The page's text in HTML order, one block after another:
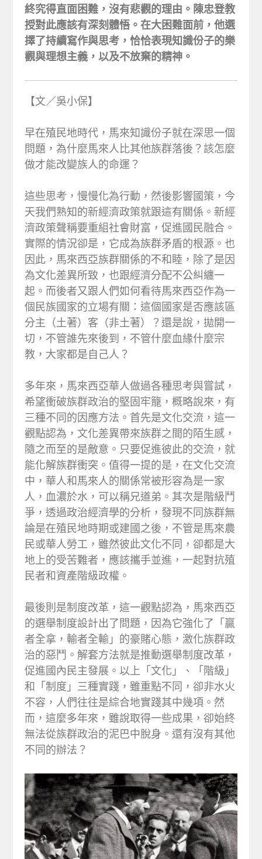
終究得直面困難，沒有悲觀的理由。陳忠登教
授對此應該有深刻體悟。在大困難面前，他選
擇了持續寫作與思考，恰恰表現知識份子的樂
觀與理想主義，以及不放棄的精神。
【文／吳小保】
早在殖民地時代，馬來知識份子就在深思一個
問題，為什麼馬來人比其他族群落後？該怎麼
做才能改變族人的命運？
這些思考，慢慢化為行動，然後影響國策，今
天我們熟知的新經濟政策就跟這有關係。新經
濟政策聲稱要重組社會財富，促進國民融合。
實際的情況卻是，它成為族群矛盾的根源。也
因此，馬來西亞族群關係的不和睦，除了是因
為文化差異所致，也跟經濟分配不公糾纏一
起。而後者又跟人們如何看待馬來西亞作為一
個民族國家的立場有關：這個國家是否應該區
分主（土著）客（非土著）？還是說，拋開一
切，不管誰先來後到，不管什麼血緣什麼宗
教，大家都是自己人？
多年來，馬來西亞華人做過各種思考與嘗試，
希望衝破族群政治的堅固牢籠，概略說來，有
三種不同的因應方法。首先是文化交流，這一
觀點認為，文化差異帶來族群之間的陌生感，
隨之而至的是敵意。只要促進彼此的交流，就
能化解族群衝突。值得一提的是，在文化交流
中，華人和馬來人的關係常被形容為是一家
人，血濃於水，可以稱兄道弟。其次是階級鬥
爭，透過政治經濟學的分析，發現不同族群無
論是在殖民地時期或建國之後，不管是馬來農
民或華人勞工，雖然彼此文化不同，卻都是大
地上的受苦難者，應該攜手並進，一起對抗殖
民者和資產階級政權。
最後則是制度改革，這一觀點認為，馬來西亞
的選舉制度設計出了問題，因為它強化了「贏
者全拿，輸者全輸」的豪賭心態，激化族群政
治的惡鬥。解套方法就是推動選舉制度改革，
促進國內民主發展。以上「文化」、「階級」
和「制度」三種實踐，雖重點不同，卻非水火
不容，人們往往是綜合地實踐其中幾項。然
而，這麼多年來，雖說取得一些成果，卻始終
無法從族群政治的泥巴中脫身。還有沒有其他
不同的辦法？